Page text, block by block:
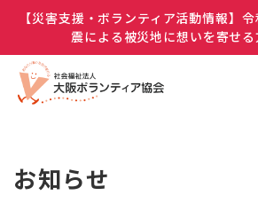
【災害支援・ボランティア活動情報】
震による被災地に想いを寄せ
お知らせ